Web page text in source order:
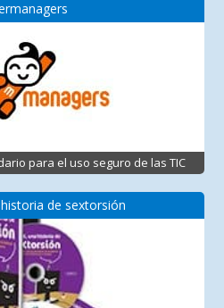
para el uso seguro de las TIC
de sextorsión